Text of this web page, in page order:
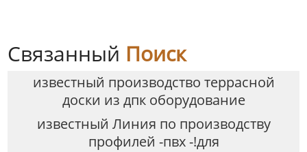
Связанный Поиск
известный производство террасной
доски из дпк оборудование
известный Линия по производству
профилей -пвх -!для